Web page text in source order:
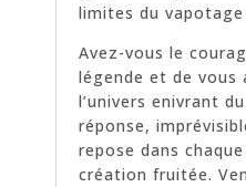
limites du
Avez-vous le
légende et de vous
l’univers enivrant
réponse,
repose dans
création fruitée.